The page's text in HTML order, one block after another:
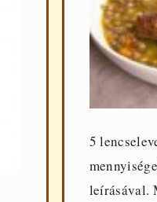
5
leírásával.